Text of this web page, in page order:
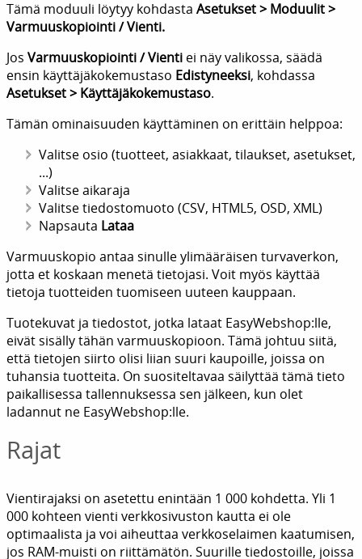
Tämä moduuli löytyy kohdasta Asetukset > Moduulit >
Varmuuskopiointi / Vienti.
Jos Varmuuskopiointi / Vienti ei näy valikossa, säädä
ensin käyttäjäkokemustaso Edistyneeksi, kohdassa
Asetukset > Käyttäjäkokemustaso.
Tämän ominaisuuden käyttäminen on erittäin helppoa:
Valitse osio (tuotteet, asiakkaat, tilaukset, asetukset,
...)
Valitse aikaraja
Valitse tiedostomuoto (CSV, HTML5, OSD, XML)
Napsauta Lataa
Varmuuskopio antaa sinulle ylimääräisen turvaverkon,
jotta et koskaan menetä tietojasi. Voit myös käyttää
tietoja tuotteiden tuomiseen uuteen kauppaan.
Tuotekuvat ja tiedostot, jotka lataat EasyWebshop:lle,
eivät sisälly tähän varmuuskopioon. Tämä johtuu siitä,
että tietojen siirto olisi liian suuri kaupoille, joissa on
tuhansia tuotteita. On suositeltavaa säilyttää tämä tieto
paikallisessa tallennuksessa sen jälkeen, kun olet
ladannut ne EasyWebshop:lle.
Rajat
Vientirajaksi on asetettu enintään 1 000 kohdetta. Yli 1
000 kohteen vienti verkkosivuston kautta ei ole
optimaalista ja voi aiheuttaa verkkoselaimen kaatumisen,
jos RAM-muisti on riittämätön. Suurille tiedostoille, joissa